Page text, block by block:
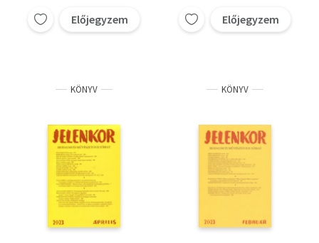
Előjegyzem Előjegyzem
KÖNYV KÖNYV